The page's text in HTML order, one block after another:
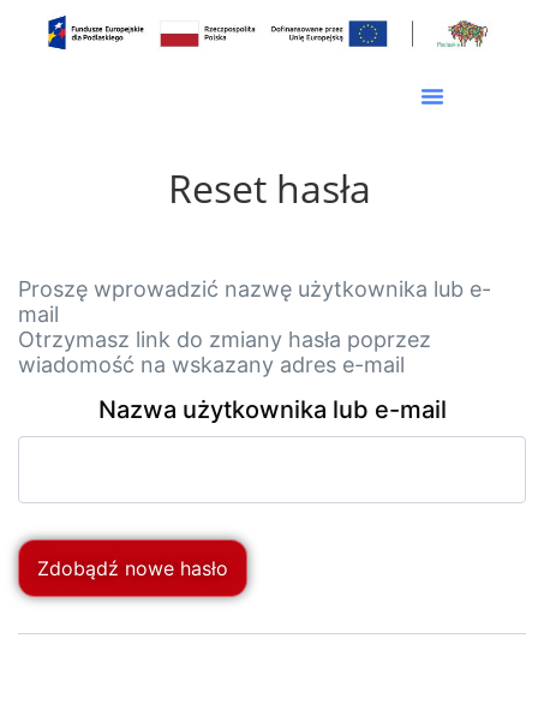
Reset hasła
Proszę wprowadzić nazwę użytkownika lub e-
mail
Otrzymasz link do zmiany hasła poprzez
wiadomość na wskazany adres e-mail
Nazwa użytkownika lub e-mail